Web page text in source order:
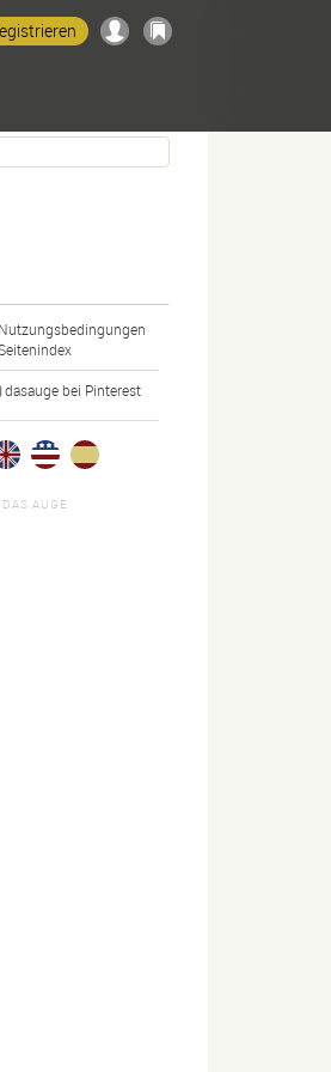
Nutzungsbedingungen
dasauge bei Pinterest
AUGE